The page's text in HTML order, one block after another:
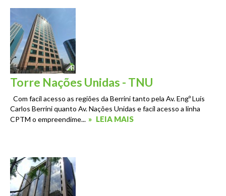
Torre Nações Unidas - TNU
Com facíl acesso as regiões da Berrini tanto pela Av. Engº Luís
Carlos Berrini quanto Av. Nações Unidas e facíl acesso a linha
CPTM o empreendime... » LEIA MAIS